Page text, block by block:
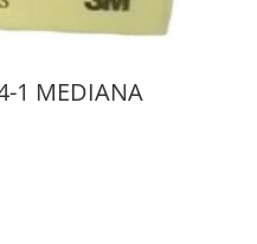
1 MEDIANA